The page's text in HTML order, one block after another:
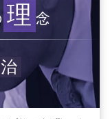
理 念